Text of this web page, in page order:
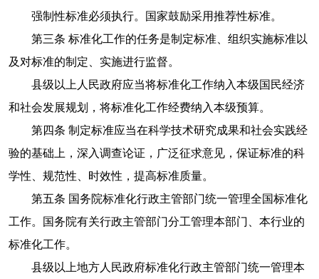
强制性标准必须执行。国家鼓励采用推荐性标准。
第三条 标准化工作的任务是制定标准、组织实施标准以
及对标准的制定、实施进行监督。
县级以上人民政府应当将标准化工作纳入本级国民经济
和社会发展规划，将标准化工作经费纳入本级预算。
第四条 制定标准应当在科学技术研究成果和社会实践经
验的基础上，深入调查论证，广泛征求意见，保证标准的科
学性、规范性、时效性，提高标准质量。
第五条 国务院标准化行政主管部门统一管理全国标准化
工作。国务院有关行政主管部门分工管理本部门、本行业的
标准化工作。
县级以上地方人民政府标准化行政主管部门统一管理本